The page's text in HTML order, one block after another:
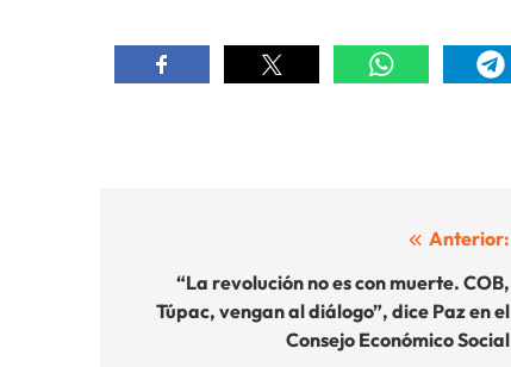
entradas
Anterior:
“La revolución no es con muerte. COB,
Túpac, vengan al diálogo”, dice Paz en el
Consejo Económico Social